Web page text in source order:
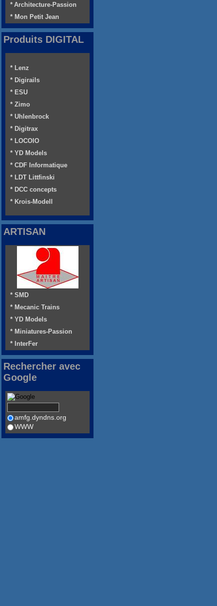
* Architecture-Passion
* Mon Petit Jean
Produits DIGITAL
* Lenz
* Digirails
* ESU
* Zimo
* Uhlenbrock
* Digitrax
* LOCOIO
* YD Models
* CDF Informatique
* LDT Littfinski
* DCC concepts
* Krois-Modell
ARTISAN
* SMD
* Mecanic Trains
* YD Models
* Miniatures-Passion
* InterFer
Rechercher avec
Google
amfg.dyndns.org
WWW